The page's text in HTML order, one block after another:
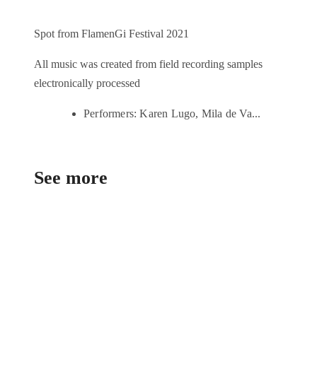
Spot from FlamenGi Festival 2021
All music was created from field recording samples
electronically processed
Performers: Karen Lugo, Mila de Va...
See more